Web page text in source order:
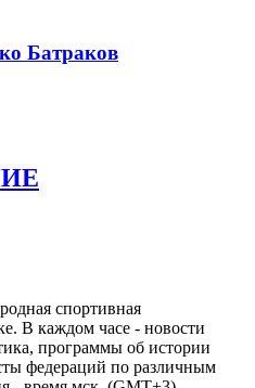
Батраков
спортивная
В каждом часе - новости
программы об истории
федераций по различным